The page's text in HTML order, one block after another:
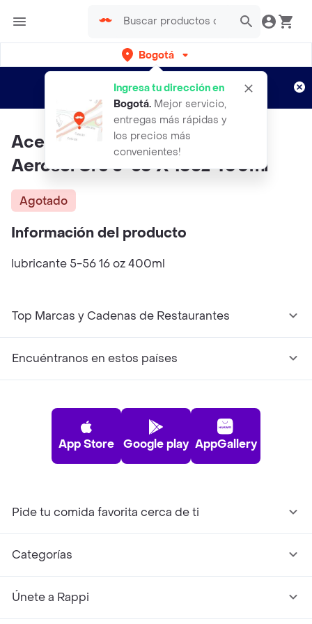
Bogotá
Ingresa tu dirección en
Bogotá. Mejor servicio,
entregas más rápidas y
los precios más
convenientes!
envíos gratis por semanas
Aplican TyC
Aceite Lubricante Penetrante
Aerosol Crc 5-56 X 16oz 400ml
Agotado
Información del producto
lubricante 5-56 16 oz 400ml
Top Marcas y Cadenas de Restaurantes
Encuéntranos en estos países
App Store Google play AppGallery
Pide tu comida favorita cerca de ti
Categorías
Únete a Rappi